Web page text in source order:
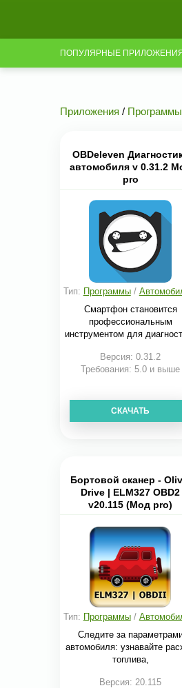
ПОПУЛЯРНЫЕ ПРИЛОЖЕНИЯ
Приложения / Программы
OBDeleven
автомобиля v 0.31.2
pro
Тип: Программы/
Смартфон становится
профессиональным
инструментом для
Версия: 0.31.2
Требования: 5.0 и выше
СКАЧАТЬ
Бортовой сканер -
Drive | ELM327 OBD2
v20.115 (Мод pro)
Тип: Программы/
Следите за
автомобиля: узнавайте
топлива,
Версия: 20.115